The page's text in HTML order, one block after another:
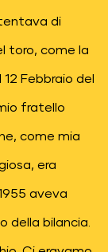
di
toro, come la
Febbraio del
fratello
come mia
era
aveva
della bilancia.